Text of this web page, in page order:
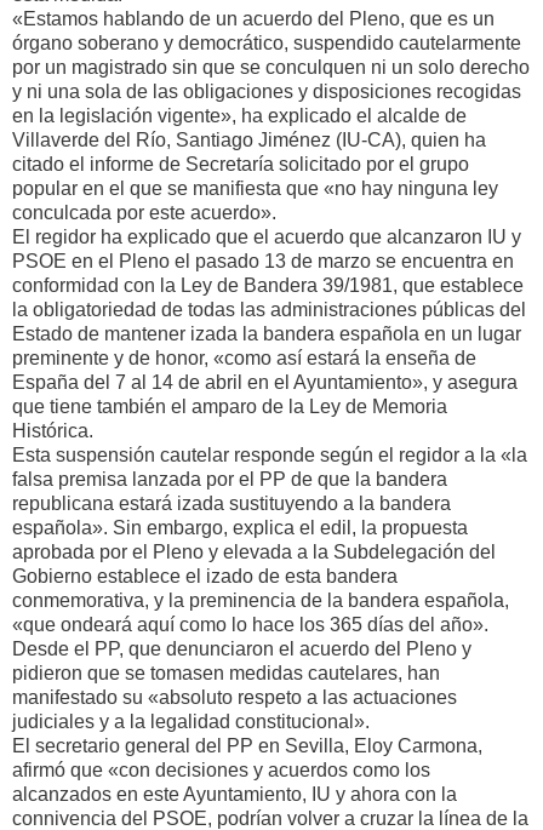
«Estamos hablando de un acuerdo del Pleno, que es un
órgano soberano y democrático, suspendido cautelarmente
por un magistrado sin que se conculquen ni un solo derecho
y ni una sola de las obligaciones y disposiciones recogidas
en la legislación vigente», ha explicado el alcalde de
Villaverde del Río, Santiago Jiménez (IU-CA), quien ha
citado el informe de Secretaría solicitado por el grupo
popular en el que se manifiesta que «no hay ninguna ley
conculcada por este acuerdo».
El regidor ha explicado que el acuerdo que alcanzaron IU y
PSOE en el Pleno el pasado 13 de marzo se encuentra en
conformidad con la Ley de Bandera 39/1981, que establece
la obligatoriedad de todas las administraciones públicas del
Estado de mantener izada la bandera española en un lugar
preminente y de honor, «como así estará la enseña de
España del 7 al 14 de abril en el Ayuntamiento», y asegura
que tiene también el amparo de la Ley de Memoria
Histórica.
Esta suspensión cautelar responde según el regidor a la «la
falsa premisa lanzada por el PP de que la bandera
republicana estará izada sustituyendo a la bandera
española». Sin embargo, explica el edil, la propuesta
aprobada por el Pleno y elevada a la Subdelegación del
Gobierno establece el izado de esta bandera
conmemorativa, y la preminencia de la bandera española,
«que ondeará aquí como lo hace los 365 días del año».
Desde el PP, que denunciaron el acuerdo del Pleno y
pidieron que se tomasen medidas cautelares, han
manifestado su «absoluto respeto a las actuaciones
judiciales y a la legalidad constitucional».
El secretario general del PP en Sevilla, Eloy Carmona,
afirmó que «con decisiones y acuerdos como los
alcanzados en este Ayuntamiento, IU y ahora con la
connivencia del PSOE, podrían volver a cruzar la línea de la